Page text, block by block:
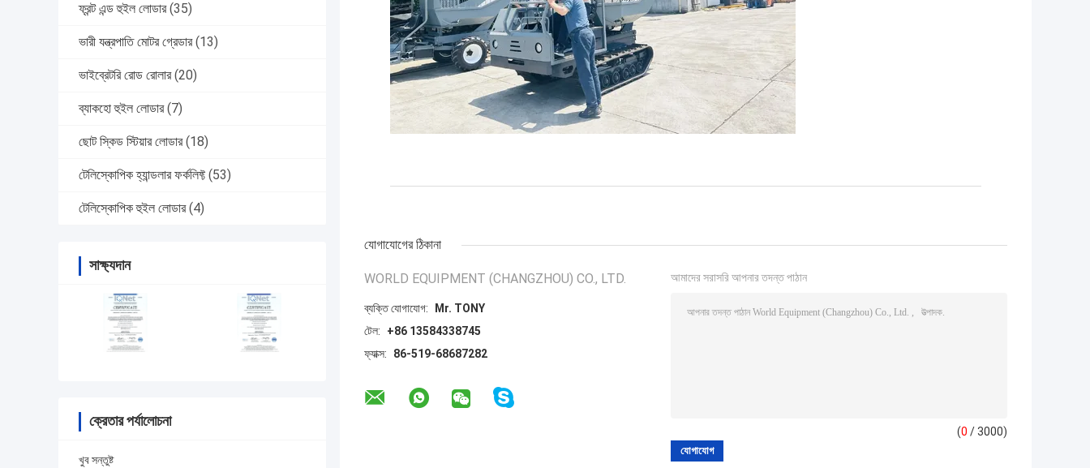
ফ্রন্ট এন্ড হুইল লোডার (35)
ভারী যন্ত্রপাতি মোটর গ্রেডার (13)
ভাইব্রেটরি রোড রোলার (20)
ব্যাকহো হুইল লোডার (7)
ছোট স্কিড স্টিয়ার লোডার (18)
টেলিস্কোপিক হ্যান্ডলার ফর্কলিফ্ট (53)
টেলিস্কোপিক হুইল লোডার (4)
সাক্ষ্যদান
ক্রেতার পর্যালোচনা
খুব সন্তুষ্ট
যোগাযোগের ঠিকানা
WORLD EQUIPMENT (CHANGZHOU) CO., LTD.
ব্যক্তি যোগাযোগ:
Mr. TONY
টেল:
+86 13584338745
ফ্যাক্স:
86-519-68687282
আমাদের সরাসরি আপনার তদন্ত পাঠান
(0 / 3000)